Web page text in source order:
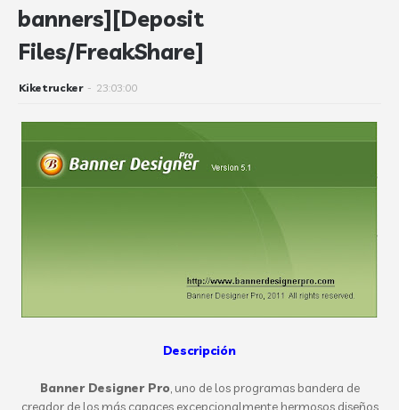
banners][Deposit
Files/FreakShare]
Kiketrucker - 23:03:00
Descripción
Banner Designer Pro, uno de los programas bandera de
creador de los más capaces excepcionalmente hermosos diseños